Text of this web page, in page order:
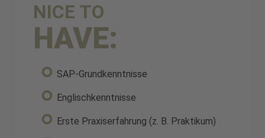
NICE TO
HAVE:
SAP-Grundkenntnisse
Englischkenntnisse
Erste Praxiserfahrung (z. B. Praktikum)